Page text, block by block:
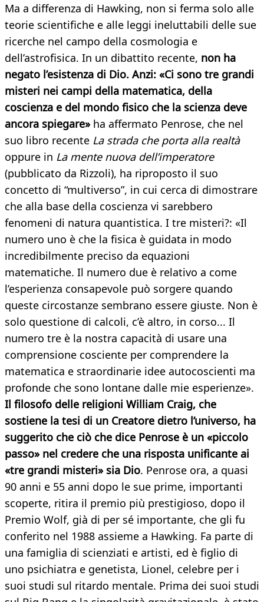
Ma a differenza di Hawking, non si ferma solo alle
teorie scientifiche e alle leggi ineluttabili delle sue
ricerche nel campo della cosmologia e
dell’astrofisica. In un dibattito recente, non ha
negato l’esistenza di Dio. Anzi: «Ci sono tre grandi
misteri nei campi della matematica, della
coscienza e del mondo fisico che la scienza deve
ancora spiegare» ha affermato Penrose, che nel
suo libro recente La strada che porta alla realtà
oppure in La mente nuova dell’imperatore
(pubblicato da Rizzoli), ha riproposto il suo
concetto di “multiverso”, in cui cerca di dimostrare
che alla base della coscienza vi sarebbero
fenomeni di natura quantistica. I tre misteri?: «Il
numero uno è che la fisica è guidata in modo
incredibilmente preciso da equazioni
matematiche. Il numero due è relativo a come
l’esperienza consapevole può sorgere quando
queste circostanze sembrano essere giuste. Non è
solo questione di calcoli, c’è altro, in corso... Il
numero tre è la nostra capacità di usare una
comprensione cosciente per comprendere la
matematica e straordinarie idee autocoscienti ma
profonde che sono lontane dalle mie esperienze».
Il filosofo delle religioni William Craig, che
sostiene la tesi di un Creatore dietro l’universo, ha
suggerito che ciò che dice Penrose è un «piccolo
passo» nel credere che una risposta unificante ai
«tre grandi misteri» sia Dio. Penrose ora, a quasi
90 anni e 55 anni dopo le sue prime, importanti
scoperte, ritira il premio più prestigioso, dopo il
Premio Wolf, già di per sé importante, che gli fu
conferito nel 1988 assieme a Hawking. Fa parte di
una famiglia di scienziati e artisti, ed è figlio di
uno psichiatra e genetista, Lionel, celebre per i
suoi studi sul ritardo mentale. Prima dei suoi studi